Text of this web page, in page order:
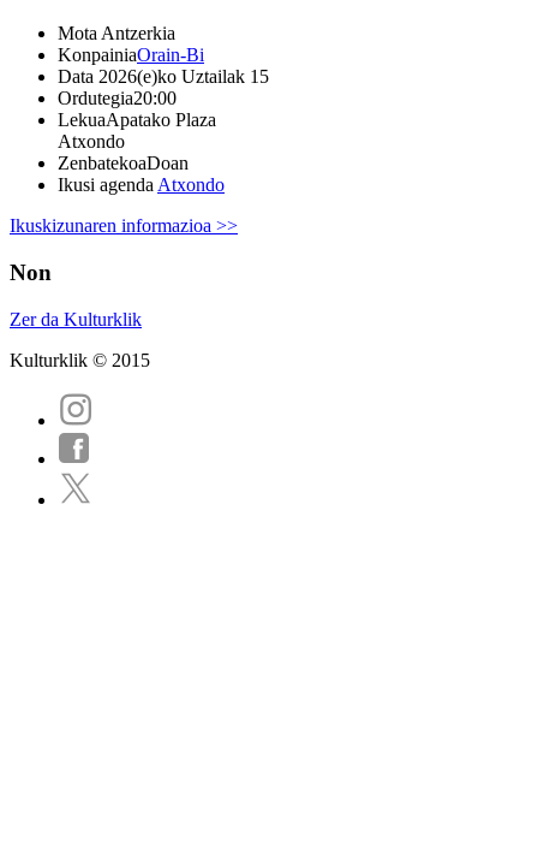
Mota Antzerkia
KonpainiaOrain-Bi
Data 2026(e)ko Uztailak 15
Ordutegia20:00
LekuaApatako Plaza
Atxondo
ZenbatekoaDoan
Ikusi agenda Atxondo
Ikuskizunaren informazioa >>
Non
Zer da Kulturklik
Kulturklik © 2015